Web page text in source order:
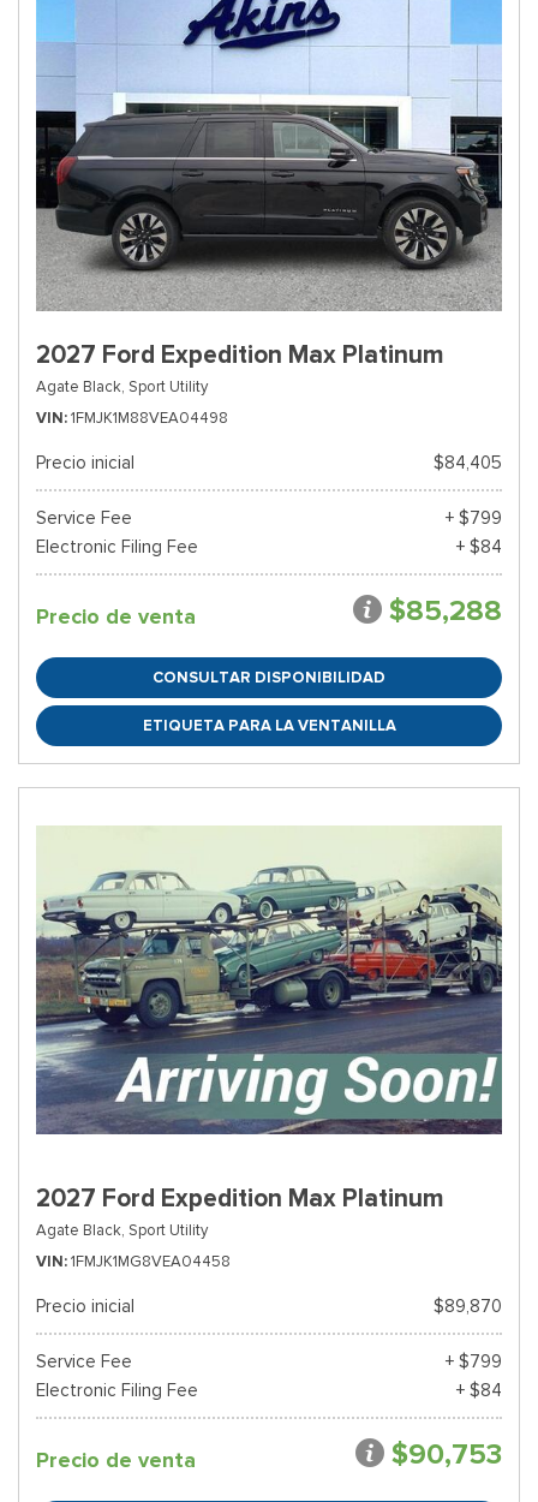
2027 Ford Expedition Max Platinum
Agate Black, Sport Utility
VIN 1FMJK1M88VEA04498
Precio inicial $84,405
Service Fee
+ $799
Electronic Filing Fee
+ $84
Precio de venta $85,288
CONSULTAR DISPONIBILIDAD
ETIQUETA PARA LA VENTANILLA
2027 Ford Expedition Max Platinum
Agate Black, Sport Utility
VIN 1FMJK1MG8VEA04458
Precio inicial $89,870
Service Fee
+ $799
Electronic Filing Fee
+ $84
Precio de venta $90,753